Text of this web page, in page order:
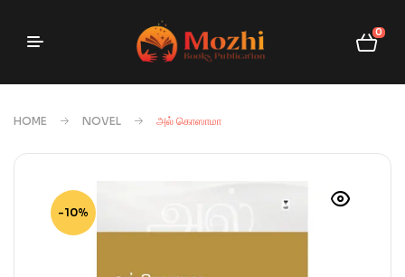
0
HOME NOVEL அல் கொஸாமா
-10%